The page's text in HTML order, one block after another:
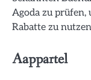
Agoda zu prüfen,
Rabatte zu
Aappartel